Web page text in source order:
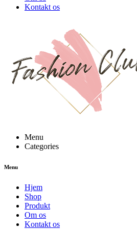
Kontakt os
Menu
Categories
Menu
Hjem
Shop
Produkt
Om os
Kontakt os